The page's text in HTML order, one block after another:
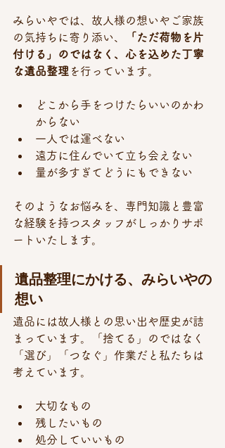
みらいやでは、故人様の想いやご家族
の気持ちに寄り添い、
「ただ荷物を片
付ける」のではなく、心を込めた丁寧
な遺品整理 を行っています。
どこから手をつけたらいいのかわ
からない
一人では運べない
遠方に住んでいて立ち会えない
量が多すぎてどうにもできない
そのようなお悩みを、専門知識と豊富
な経験を持つスタッフがしっかりサポ
ートいたします。
遺品整理にかける、みらいやの
想い
遺品には故人様との思い出や歴史が詰
まっています。「捨てる」のではなく
「選び」「つなぐ」作業だと私たちは
考えています。
大切なもの
残したいもの
処分していいもの